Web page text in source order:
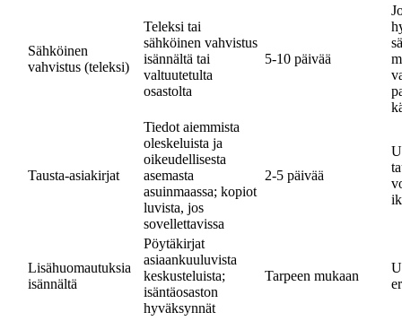
Sähköinen
vahvistus (teleksi)
Teleksi tai
sähköinen vahvistus
isännältä tai
valtuutetulta
osastolta
5-10 päivää
Tausta-asiakirjat
Tiedot aiemmista
oleskeluista ja
oikeudellisesta
asemasta
asuinmaassa; kopiot
luvista, jos
sovellettavissa
2-5 päivää
Lisähuomautuksia
isännältä
Pöytäkirjat
asiaankuuluvista
keskusteluista;
isäntäosaston
hyväksynnät
Tarpeen mukaan